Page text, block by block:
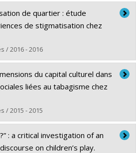
Tongambou, Zobelle
Papyrus
de quartier : étude
de stigmatisation chez
/ 2016 - 2016
Geneviève
Papyrus
du capital culturel dans
liées au tabagisme chez
/ 2015 - 2015
: a critical investigation of an
on children’s play.